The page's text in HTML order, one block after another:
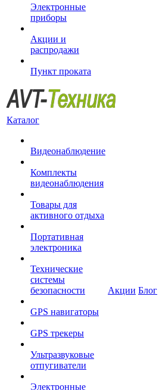
Электронные
приборы
Акции и
распродажи
Пункт проката
Каталог
Видеонаблюдение
Комплекты
видеонаблюдения
Товары для
активного отдыха
Портативная
электроника
Технические
системы
безопасности
GPS навигаторы
GPS трекеры
Ультразвуковые
отпугиватели
Электронные
Акции Блог